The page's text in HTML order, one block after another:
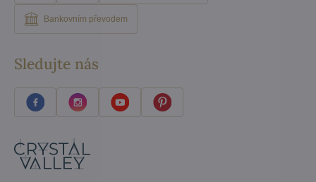
Bankovním převodem
Sledujte nás